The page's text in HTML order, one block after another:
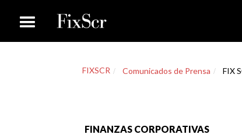
FIXSCR Comunicados de Prensa FIX
FINANZAS CORPORATIVAS